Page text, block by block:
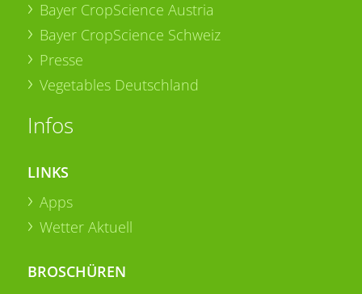
Bayer CropScience Austria
Bayer CropScience Schweiz
Presse
Vegetables Deutschland
Infos
LINKS
Apps
Wetter Aktuell
BROSCHÜREN